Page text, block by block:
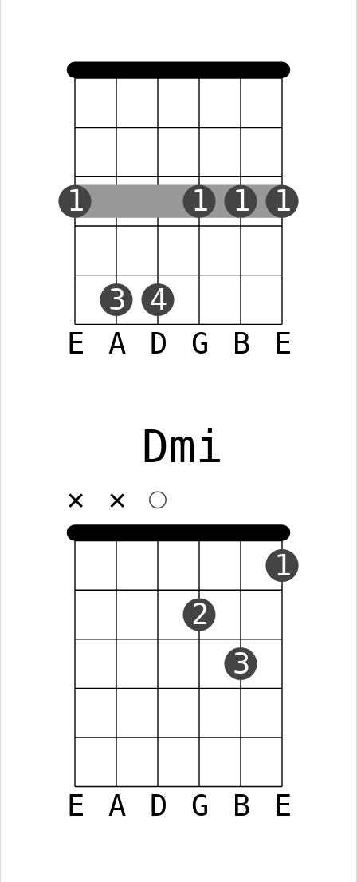
E A D G B E
1
3 4
1 1 1
Dmi
E A D G B E
✕ ✕
2
3
1